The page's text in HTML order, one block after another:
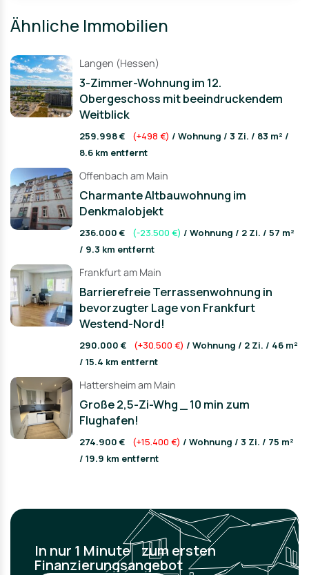
Ähnliche Immobilien
Langen (Hessen)
3-Zimmer-Wohnung im 12.
Obergeschoss mit beeindruckendem
Weitblick
259.998 € (+498 €) / Wohnung / 3 Zi. / 83 m² /
8.6 km entfernt
Offenbach am Main
Charmante Altbauwohnung im
Denkmalobjekt
236.000 € (-23.500 €) / Wohnung / 2 Zi. / 57 m²
/ 9.3 km entfernt
Frankfurt am Main
Barrierefreie Terrassenwohnung in
bevorzugter Lage von Frankfurt
Westend-Nord!
290.000 € (+30.500 €) / Wohnung / 2 Zi. / 46 m²
/ 15.4 km entfernt
Hattersheim am Main
Große 2,5-Zi-Whg _ 10 min zum
Flughafen!
274.900 € (+15.400 €) / Wohnung / 3 Zi. / 75 m²
/ 19.9 km entfernt
In nur 1 Minute zum ersten
Finanzierungsangebot